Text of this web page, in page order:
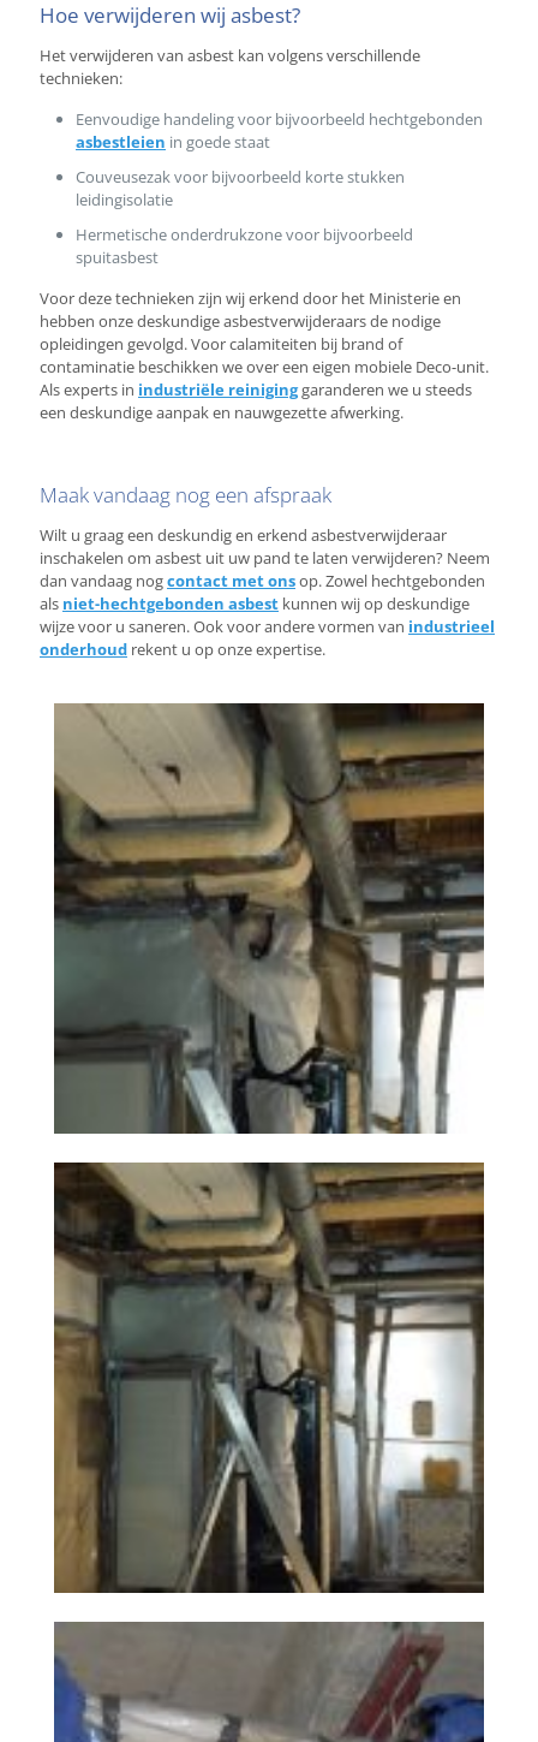
Hoe verwijderen wij asbest?
Het verwijderen van asbest kan volgens verschillende
technieken:
Eenvoudige handeling voor bijvoorbeeld hechtgebonden
asbestleien in goede staat
Couveusezak voor bijvoorbeeld korte stukken
leidingisolatie
Hermetische onderdrukzone voor bijvoorbeeld
spuitasbest
Voor deze technieken zijn wij erkend door het Ministerie en
hebben onze deskundige asbestverwijderaars de nodige
opleidingen gevolgd. Voor calamiteiten bij brand of
contaminatie beschikken we over een eigen mobiele Deco-unit.
Als experts in industriële reiniginggaranderen we u steeds
een deskundige aanpak en nauwgezette afwerking.
Maak vandaag nog een afspraak
Wilt u graag een deskundig en erkend asbestverwijderaar
inschakelen om asbest uit uw pand te laten verwijderen? Neem
dan vandaag nogcontact met onsop. Zowel hechtgebonden
als niet-hechtgebonden asbest kunnen wij op deskundige
wijze voor u saneren. Ook voor andere vormen van industrieel
onderhoud rekent u op onze expertise.